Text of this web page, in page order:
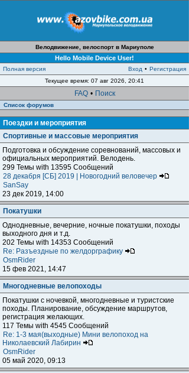
Велодвижение, велоспорт в Мариуполе
Hello Mobile Device User!
Полная версия Вход • Регистрация
Текущее время: 07 авг 2026, 20:41
FAQ • Поиск
Список форумов
Поездки и мероприятия
Спортивные и массовые мероприятия
Подготовка и обсуждение соревнований, массовых и
официальных мероприятий. Велодень.
299 Темы with 13595 Сообщений
28 декабря [СБ] 2019 | Новогодний веловечер
SanSay
23 дек 2019, 14:00
Покатушки
Однодневные, вечерние, ночные покатушки, походы
выходного дня и т.д.
202 Темы with 14353 Сообщений
Re: Разъездные по желдорграфику
OsmRider
15 фев 2021, 14:47
Многодневные велопоходы
Покатушки с ночевкой, многодневные и туристские
походы. Планирование, обсуждение маршрутов,
регистрация желающих.
117 Темы with 4545 Сообщений
Re: 1-3 мая(выходные) Мини велопоход на
Николаевский Лабирин
OsmRider
05 май 2020, 09:13